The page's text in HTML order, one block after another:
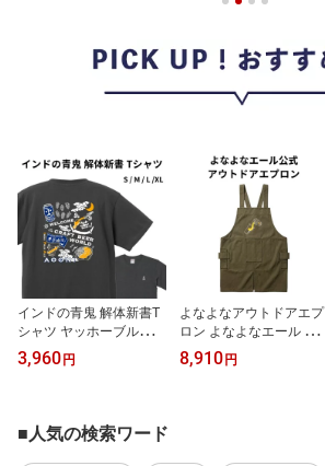
インドの青鬼 解体新書T
シャツ ヤッホーブルーイ
ング よなよなの里 クラ
フトビール ビール グッ
3,960円
よなよなアウトドアエプ
ロン よなよなエール 公
式グッズ ヤッホーブルー
イング エプロン アウト
8,910円
■人気の検索ワード